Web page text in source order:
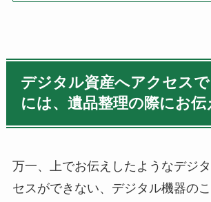
デジタル資産へアクセス
には、遺品整理の際にお
万一、上でお伝えしたようなデジ
セスができない、デジタル機器の